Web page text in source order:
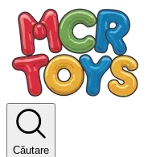
Căutare